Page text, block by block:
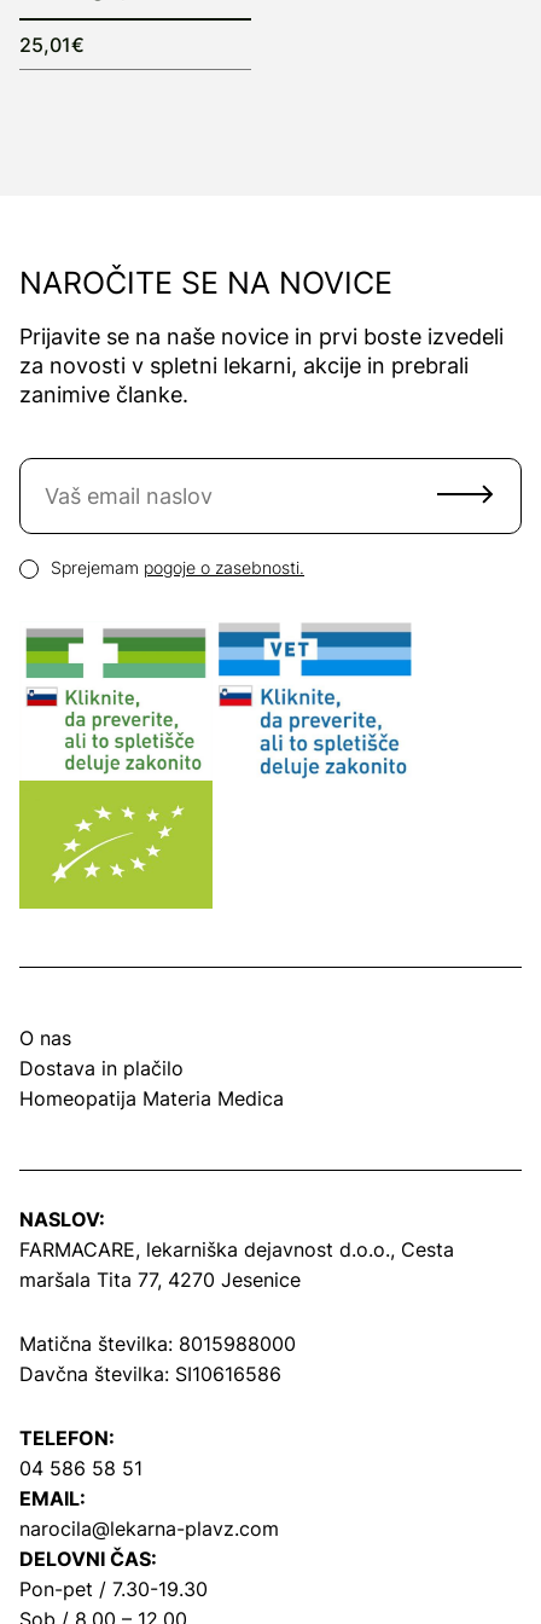
25,01€
NAROČITE SE NA NOVICE
Prijavite se na naše novice in prvi boste izvedeli
za novosti v spletni lekarni, akcije in prebrali
zanimive članke.
Naročite se na novice
Pogoji zasebnosti
Sprejemam pogoje o zasebnosti.
O nas
Dostava in plačilo
Homeopatija Materia Medica
NASLOV:
FARMACARE, lekarniška dejavnost d.o.o., Cesta
maršala Tita 77, 4270 Jesenice
Matična številka: 8015988000
Davčna številka: SI10616586
TELEFON:
04 586 58 51
EMAIL:
narocila@lekarna-plavz.com
DELOVNI ČAS:
Pon-pet / 7.30-19.30